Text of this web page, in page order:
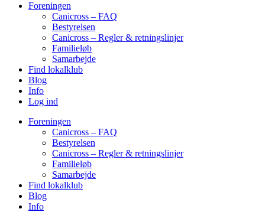
Foreningen
Canicross – FAQ
Bestyrelsen
Canicross – Regler & retningslinjer
Familieløb
Samarbejde
Find lokalklub
Blog
Info
Log ind
Foreningen
Canicross – FAQ
Bestyrelsen
Canicross – Regler & retningslinjer
Familieløb
Samarbejde
Find lokalklub
Blog
Info